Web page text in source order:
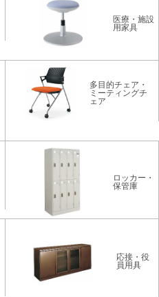
医療・施設
用家具
多目的チェア・
ミーティングチ
ェア
ロッカー・
保管庫
応接・役
員用具